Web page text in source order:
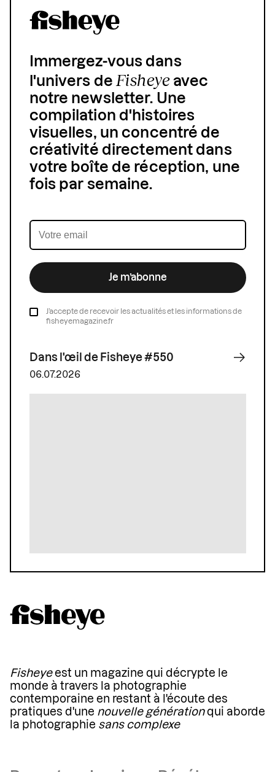
Immergez-vous dans
l'univers deFisheyeavec
notre newsletter. Une
compilation d'histoires
visuelles, un concentré de
créativité directement dans
votre boîte de réception, une
fois par semaine.
Je m’abonne
J’accepte de recevoir les actualités et les informations de
fisheyemagazine.fr
Dans l'œil de Fisheye #550
06.07.2026
Fisheyeest un magazine qui décrypte le
monde à travers la photographie
contemporaine en restant à l'écoute des
pratiques d'une nouvelle générationqui aborde
la photographie sans complexe